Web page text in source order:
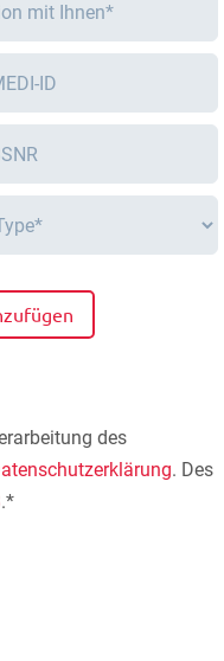
des
. Des
.*